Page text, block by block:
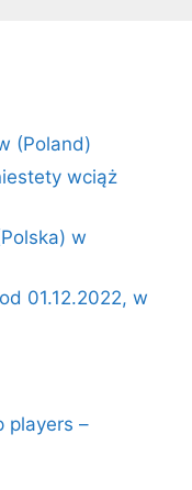
(Poland)
wciąż
w
01.12.2022, w
players –